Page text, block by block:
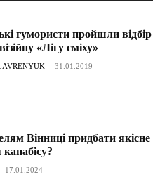
гумористи пройшли відбір
«Лігу сміху»
- 31.01.2019
Вінниці придбати якісне
канабісу?
17.01.2024